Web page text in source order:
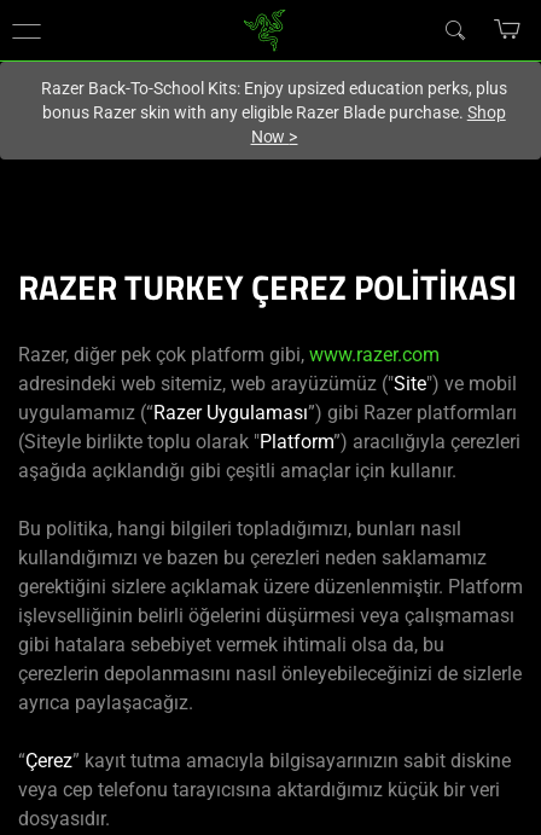
United States
Razer Back-To-School Kits: Enjoy upsized education perks, plus
bonus Razer skin with any eligible Razer Blade purchase. Shop
Now >
RAZER TURKEY ÇEREZ POLİTİKASI
Razer, diğer pek çok platform gibi, www.razer.com
adresindeki web sitemiz, web arayüzümüz ("Site") ve mobil
uygulamamız (“Razer Uygulaması”) gibi Razer platformları
(Siteyle birlikte toplu olarak "Platform”) aracılığıyla çerezleri
aşağıda açıklandığı gibi çeşitli amaçlar için kullanır.
Bu politika, hangi bilgileri topladığımızı, bunları nasıl
kullandığımızı ve bazen bu çerezleri neden saklamamız
gerektiğini sizlere açıklamak üzere düzenlenmiştir. Platform
işlevselliğinin belirli öğelerini düşürmesi veya çalışmaması
gibi hatalara sebebiyet vermek ihtimali olsa da, bu
çerezlerin depolanmasını nasıl önleyebileceğinizi de sizlerle
ayrıca paylaşacağız.
“Çerez” kayıt tutma amacıyla bilgisayarınızın sabit diskine
veya cep telefonu tarayıcısına aktardığımız küçük bir veri
dosyasıdır.